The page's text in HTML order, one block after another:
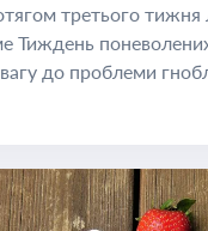
третього тижня
Тиждень
до проблеми
державах світу. Під
нацією